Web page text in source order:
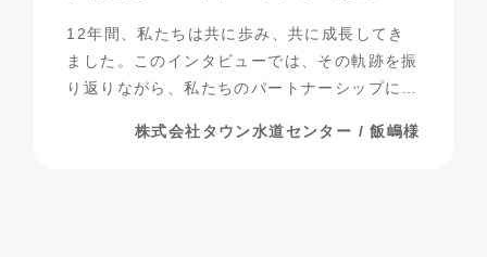
12年間、私たちは共に歩み、共に成長してき
ました。このインタビューでは、その軌跡を振
り返りながら、私たちのパートナーシップにつ
株式会社タウン水道センター / 飯嶋様